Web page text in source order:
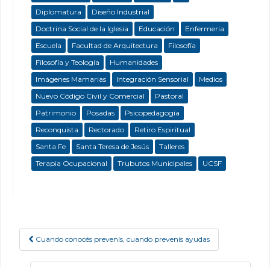
Diplomatura
Diseño Industrial
Doctrina Social de la Iglesia
Educación
Enfermeria
Escuela
Facultad de Arquitectura
Filosofía
Filosofía y Teología
Humanidades
Imágenes Mamarias
Integración Sensorial
Medios
Nuevo Código Civil y Comercial
Pastoral
Patrimonio
Posadas
Psicopedagogía
Reconquista
Rectorado
Retiro Espiritual
Santa Fe
Santa Teresa de Jesús
Talleres
Terapia Ocupacional
Trubutos Municipales UCSF
Post navigation
Cuando conocés prevenís, cuando prevenís ayudas